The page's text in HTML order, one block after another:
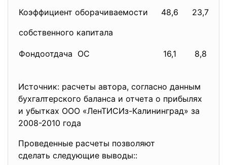
Коэффициент оборачиваемости
собственного капитала
48,6 23,7
Фондоотдача ОС 16,1 8,8
Источник: расчеты автора, согласно данным
бухгалтерского баланса и отчета о прибылях
и убытках ООО «ЛенТИСИз-Калининград» за
2008-2010 года
Проведенные расчеты позволяют
сделать следующие выводы::